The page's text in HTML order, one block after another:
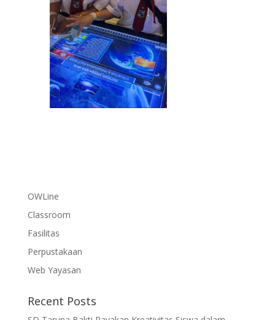
OWLine
Classroom
Fasilitas
Perpustakaan
Web Yayasan
Recent Posts